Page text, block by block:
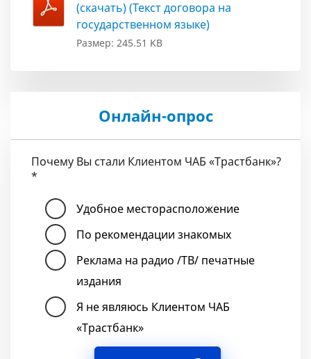
(скачать) (Текст договора на
государственном языке)
Размер: 245.51 KB
Онлайн-опрос
Почему Вы стали Клиентом ЧАБ «Трастбанк»?
*
Удобное месторасположение
По рекомендации знакомых
Реклама на радио /ТВ/ печатные
издания
Я не являюсь Клиентом ЧАБ
«Трастбанк»